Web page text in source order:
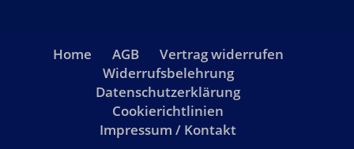
Home AGB
Vertrag widerrufen
Widerrufsbelehrung
Datenschutzerklärung
Cookierichtlinien
Impressum / Kontakt